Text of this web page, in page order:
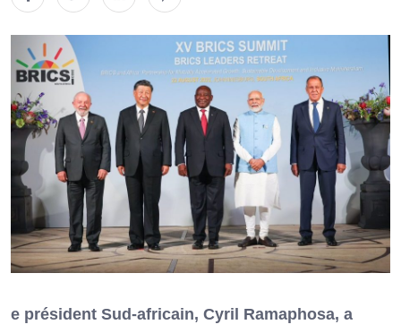
e président Sud-africain, Cyril Ramaphosa, a